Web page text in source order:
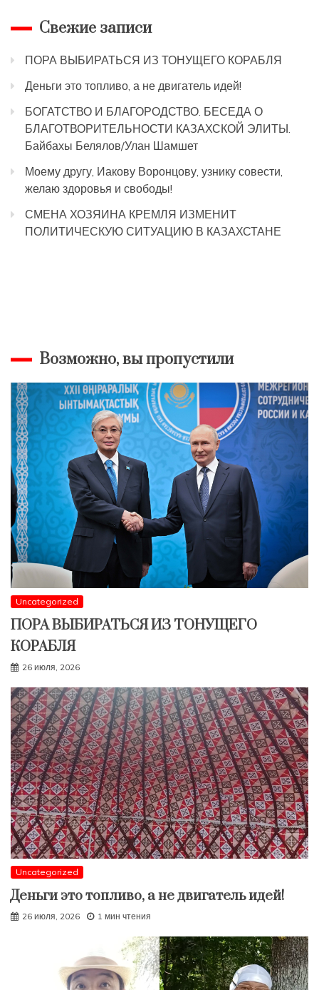
Свежие записи
ПОРА ВЫБИРАТЬСЯ ИЗ ТОНУЩЕГО КОРАБЛЯ
Деньги это топливо, а не двигатель идей!
БОГАТСТВО И БЛАГОРОДСТВО. БЕСЕДА О
БЛАГОТВОРИТЕЛЬНОСТИ КАЗАХСКОЙ ЭЛИТЫ.
Байбахы Белялов/Улан Шамшет
Моему другу, Иакову Воронцову, узнику совести,
желаю здоровья и свободы!
СМЕНА ХОЗЯИНА КРЕМЛЯ ИЗМЕНИТ
ПОЛИТИЧЕСКУЮ СИТУАЦИЮ В КАЗАХСТАНЕ
Возможно, вы пропустили
Uncategorized
ПОРА ВЫБИРАТЬСЯ ИЗ ТОНУЩЕГО
КОРАБЛЯ
26 июля, 2026
Uncategorized
Деньги это топливо, а не двигатель идей!
26 июля, 2026 1 мин чтения